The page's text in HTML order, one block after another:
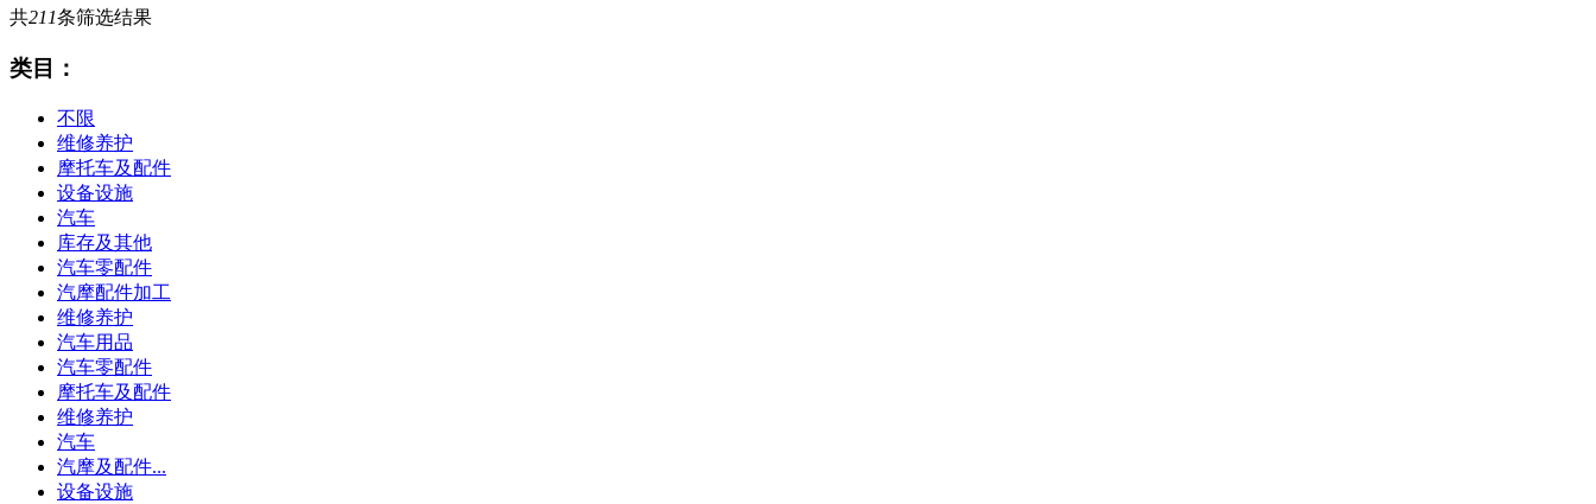
共211条筛选结果
类目：
不限
维修养护
摩托车及配件
设备设施
汽车
库存及其他
汽车零配件
汽摩配件加工
维修养护
汽车用品
汽车零配件
摩托车及配件
维修养护
汽车
汽摩及配件...
设备设施